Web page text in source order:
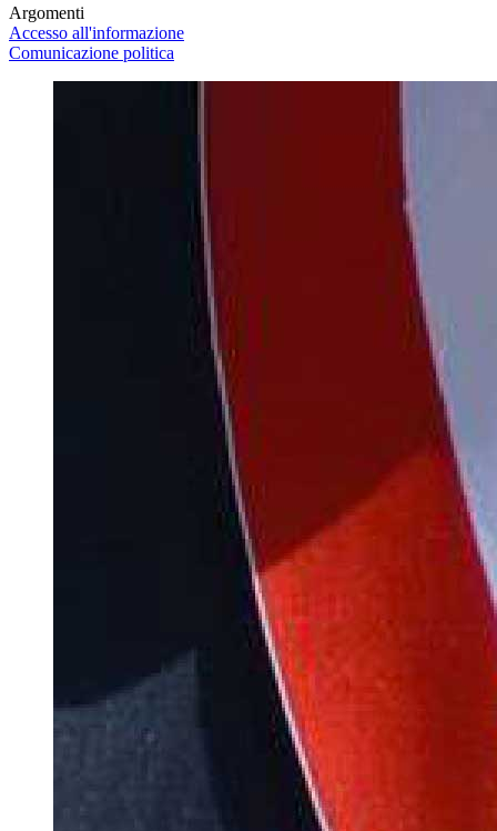
Argomenti
Accesso all'informazione
Comunicazione politica